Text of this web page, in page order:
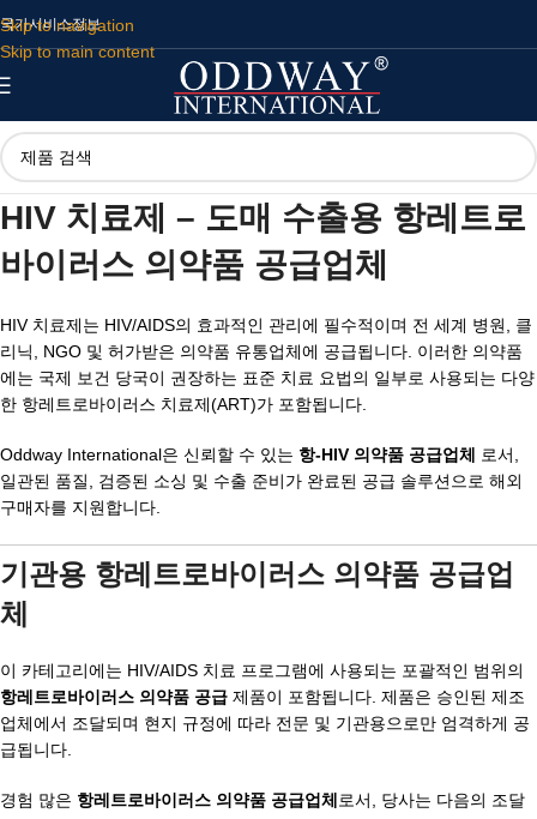
Skip to navigation
Skip to main content
국가서비스정보
HIV 치료제 – 도매 수출용 항레트로
바이러스 의약품 공급업체
HIV 치료제는 HIV/AIDS의 효과적인 관리에 필수적이며 전 세계 병원, 클
리닉, NGO 및 허가받은 의약품 유통업체에 공급됩니다. 이러한 의약품
에는 국제 보건 당국이 권장하는 표준 치료 요법의 일부로 사용되는 다양
한 항레트로바이러스 치료제(ART)가 포함됩니다.
Oddway International은 신뢰할 수 있는 항-HIV 의약품 공급업체
로서,
일관된 품질, 검증된 소싱 및 수출 준비가 완료된 공급 솔루션으로 해외
구매자를 지원합니다.
기관용 항레트로바이러스 의약품 공급업
체
이 카테고리에는 HIV/AIDS 치료 프로그램에 사용되는 포괄적인 범위의
항레트로바이러스 의약품 공급 제품이 포함됩니다. 제품은 승인된 제조
업체에서 조달되며 현지 규정에 따라 전문 및 기관용으로만 엄격하게 공
급됩니다.
경험 많은 항레트로바이러스 의약품 공급업체 로서, 당사는 다음의 조달